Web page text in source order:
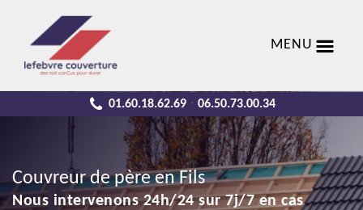
MENU
01.60.18.62.69 - 06.50.73.00.34
Couvreur de père en Fils
Nous intervenons 24h/24 sur 7j/7 en cas